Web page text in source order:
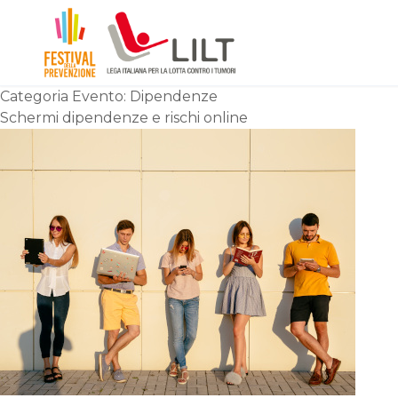
Categoria Evento: Dipendenze
Schermi dipendenze e rischi online